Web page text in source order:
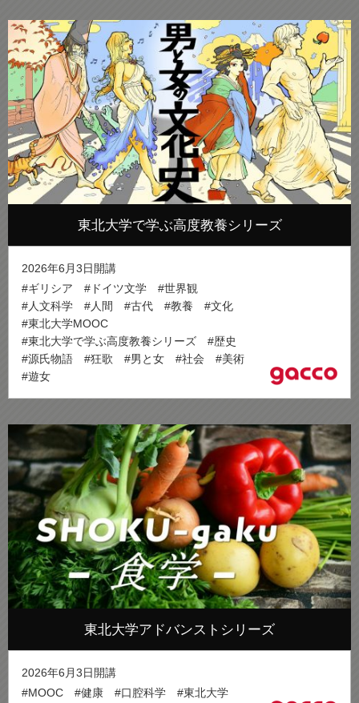
東北大学で学ぶ高度教養シリーズ
2026年6月3日開講
#ギリシア
#ドイツ文学
#世界観
#人文科学
#人間 #古代 #教養
#文化
#東北大学MOOC
#東北大学で学ぶ高度教養シリーズ
#歴史
#源氏物語
#狂歌 #男と女 #社会
#美術
#遊女
東北大学アドバンストシリーズ
2026年6月3日開講
#MOOC
#健康 #口腔科学
#東北大学